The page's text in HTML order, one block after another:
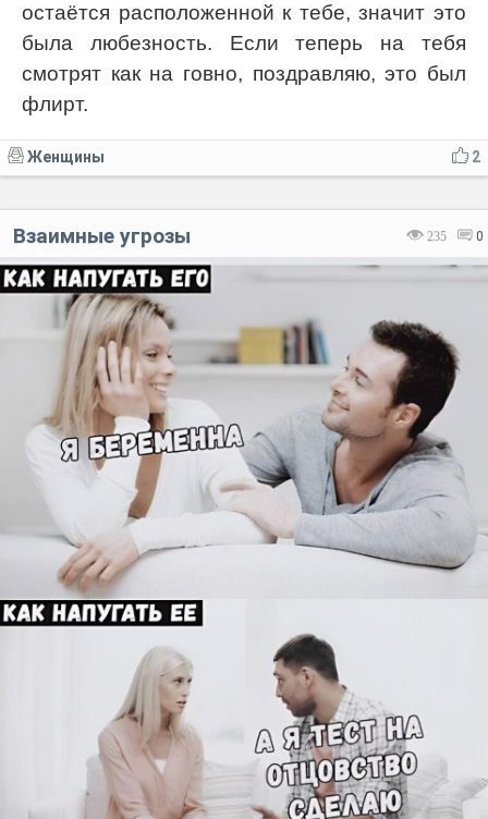
остаётся расположенной к тебе, значит это
была любезность. Если теперь на тебя
смотрят как на говно, поздравляю, это был
флирт.
2
Женщины
235 0
Взаимные угрозы